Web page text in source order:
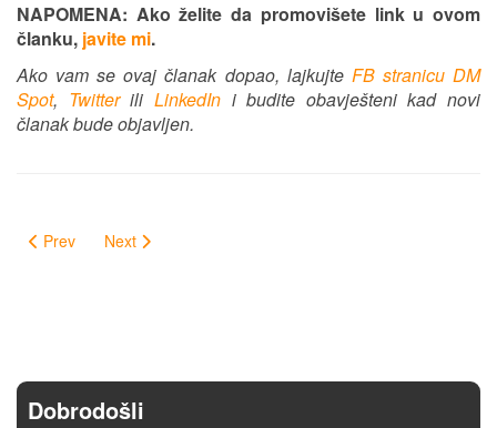
NAPOMENA: Ako želite da promovišete link u ovom
članku, javite mi.
Ako vam se ovaj članak dopao, lajkujte FB stranicu DM
Spot, Twitterili LinkedIni budite obavješteni kad novi
članak bude objavljen.
Prev Next
Dobrodošli